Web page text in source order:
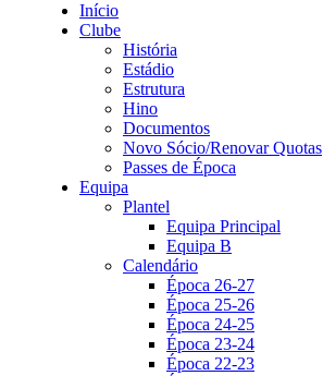
Início
Clube
História
Estádio
Estrutura
Hino
Documentos
Novo Sócio/Renovar Quotas
Passes de Época
Equipa
Plantel
Equipa Principal
Equipa B
Calendário
Época 26-27
Época 25-26
Época 24-25
Época 23-24
Época 22-23